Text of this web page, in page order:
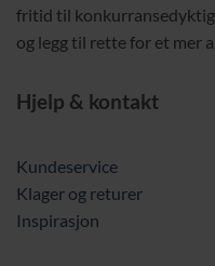
fritid til
og legg til rette for et mer
Hjelp & kontakt
Kundeservice
Klager og returer
Inspirasjon